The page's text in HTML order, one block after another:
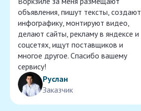
объявления, пишут тексты, создают
инфографику, монтируют видео,
делают сайты, рекламу в яндексе и
соцсетях, ищут поставщиков и
многое другое. Спасибо вашему
сервису!
Руслан
Заказчик